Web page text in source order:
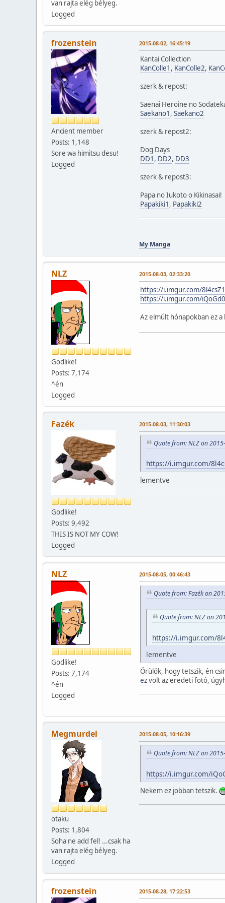
van rajta elég bélyeg.
Logged
frozenstein
Ancient member
Posts: 1,148
Sore wa himitsu desu!
Logged
2015-08-02, 16:45:19
Kantai Collection
KanColle1 , KanColle2,
szerk & repost:
Saenai Heroine no
Saekano1 , Saekano2
szerk & repost2:
Dog Days
DD1 , DD2, DD3
szerk & repost3:
Papa no Iukoto o Kikinasai!
Papakiki1 , Papakiki2
My Manga
NLZ
Godlike!
Posts: 7,174
^én
Logged
2015-08-03, 02:33:20
https://i.imgur.com/
https://i.imgur.com/
Az elmúlt hónapokban ez
Fazék
Godlike!
Posts: 9,492
THIS IS NOT MY COW!
Logged
2015-08-03, 11:30:03
Quote from: NLZ on
https://i.imgur.com/
lementve
NLZ
Godlike!
Posts: 7,174
^én
Logged
2015-08-05, 00:46:43
Quote from: Fazék on
Quote from: NLZ on
https://i.imgur.com/
lementve
Örülök, hogy tetszik, én
ezvolt az eredeti fotó,
Megmurdel
otaku
Posts: 1,804
Soha ne add fel! ...csak ha
van rajta elég bélyeg.
Logged
2015-08-05, 10:16:39
Quote from: NLZ on
https://i.imgur.com/
Nekem ez jobban tetszik.
frozenstein 2015-08-28, 17:22:53